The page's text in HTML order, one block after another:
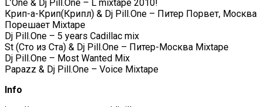
L’One & Dj Pill.One – L mixtape 2010!
Крип-а-Крип(Крипл) & Dj Pill.One – Питер Порвет, Москва
Порешает Mixtape
Dj Pill.One – 5 years Cadillac mix
St (Сто из Ста) & Dj Pill.One – Питер-Москва Mixtape
Dj Pill.One – Most Wanted Mix
Papazz & Dj Pill.One – Voice Mixtape
Info